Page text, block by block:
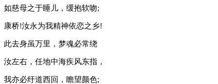
如慈母之于睡儿，缓抱软吻;
康桥!汝永为我精神依恋之乡!
此去身虽万里，梦魂必常绕
汝左右，任地中海疾风东指，
我亦必纡道西回，瞻望颜色;